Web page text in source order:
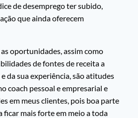
de desemprego ter subido,
que ainda oferecem
oportunidades, assim como
de fontes de receita a
da sua experiência, são atitudes
coach pessoal e empresarial e
em meus clientes, pois boa parte
ficar mais forte em meio a toda